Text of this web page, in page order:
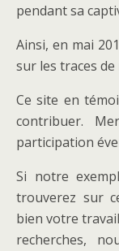
pendant sa
Ainsi, en mai
sur les traces de
Ce site en
contribuer.
participation
Si notre
trouverez sur
bien votre
recherches,